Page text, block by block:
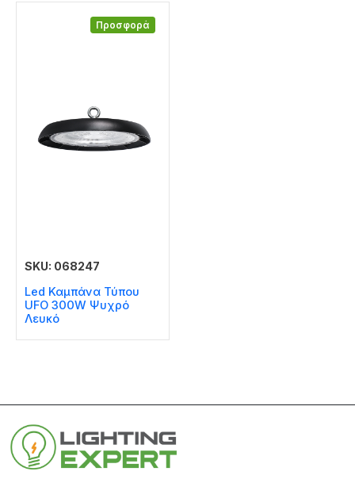
Προσφορά
SKU: 068247
Led Καμπάνα Τύπου
UFO 300W Ψυχρό
Λευκό